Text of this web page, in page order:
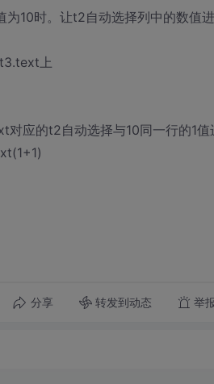
10时。让t2自动选择列中的数值
上
应的t2自动选择与10同一行的1
分享 转发到动态 举